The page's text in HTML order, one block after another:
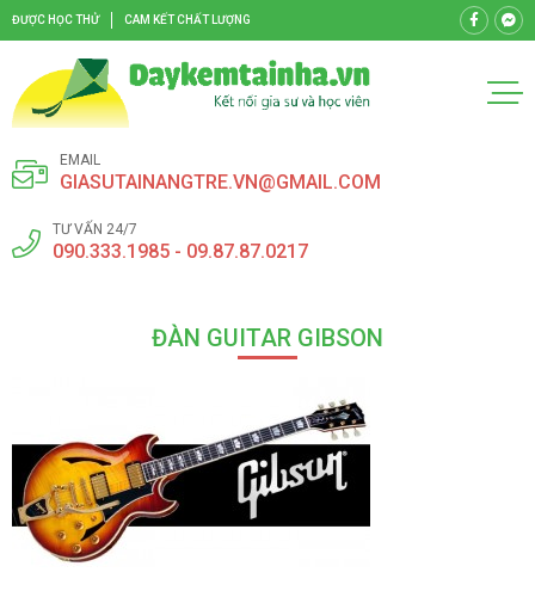
ĐƯỢC HỌC THỬ CAM KẾT CHẤT LƯỢNG
EMAIL
GIASUTAINANGTRE.VN@GMAIL.COM
TƯ VẤN 24/7
090.333.1985 - 09.87.87.0217
ĐÀN GUITAR GIBSON